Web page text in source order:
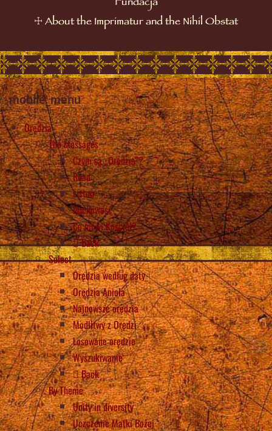
Fundacja
☩ About the Imprimatur and the Nihil Obstat
mobile_menu
Orędzia
The Messages
Czym są „Orędzia”?
Read
Listen
Duchowość
Co mówi Kościół?
Back
Select
Orędzia według daty
Orędzia Anioła
Najnowsze orędzia
Modlitwy z Orędzi
Losowane orędzie
Wyszukiwanie
Back
By Theme
Unity in diversity
Uczczenie Matki Bożej